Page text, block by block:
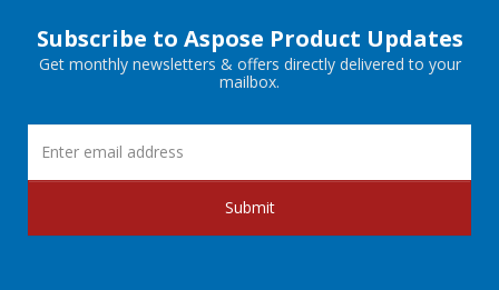
Subscribe to Aspose Product Updates
Get monthly newsletters & offers directly delivered to your
mailbox.
Submit